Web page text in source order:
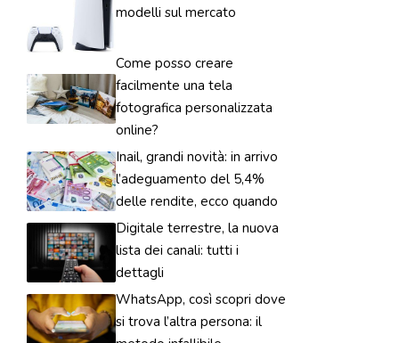
modelli sul mercato
Come posso creare
facilmente una tela
fotografica personalizzata
online?
Inail, grandi novità: in arrivo
l’adeguamento del 5,4%
delle rendite, ecco quando
Digitale terrestre, la nuova
lista dei canali: tutti i
dettagli
WhatsApp, così scopri dove
si trova l’altra persona: il